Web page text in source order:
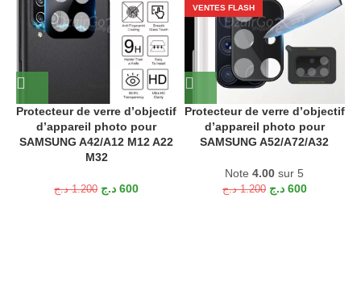
Protecteur de verre d’objectif
d’appareil photo pour
SAMSUNG A42/A12 M12 A22
M32
1.200 د.ج 600 د.ج
VENTES FLASH
Protecteur de verre d’objectif
d’appareil photo pour
SAMSUNG A52/A72/A32
Note4.00 sur 5
1.200 د.ج 600 د.ج